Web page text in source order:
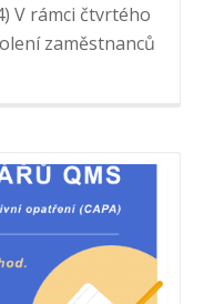
V rámci čtvrtého
zaměstnanců